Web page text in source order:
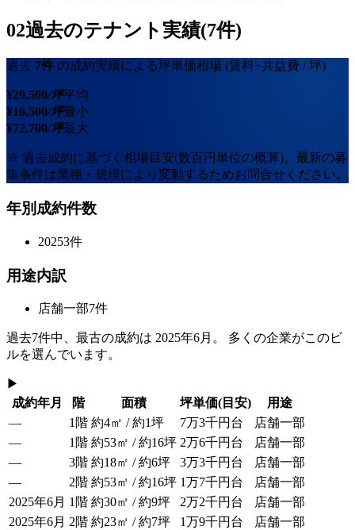
02過去のテナント実績(7件)
過去 7件 の成約実績による坪単価相場 (賃料+共益費 / 坪)
¥29,500/坪平均
¥16,500/坪最小
¥72,700/坪最大
※ 過去成約に基づく相場目安(数百円単位の概算)。最新の募
集条件は業種・規模により変動するためお問合せください。
年別成約件数
20253件
用途内訳
店舗一部7件
過去7件中、最古の成約は 2025年6月 。 多くの企業がこのビ
ルを選んでいます。
▶
成約年月
階 面積 坪単価(目安)
用途
—
1階 約4㎡ / 約1坪 7万3千円台
店舗一部
—
1階 約53㎡ / 約16坪 2万6千円台
店舗一部
—
3階 約18㎡ / 約6坪 3万3千円台
店舗一部
—
2階 約53㎡ / 約16坪 1万7千円台
店舗一部
2025年6月 1階 約30㎡ / 約9坪 2万2千円台
店舗一部
2025年6月 2階 約23㎡ / 約7坪 1万9千円台
店舗一部